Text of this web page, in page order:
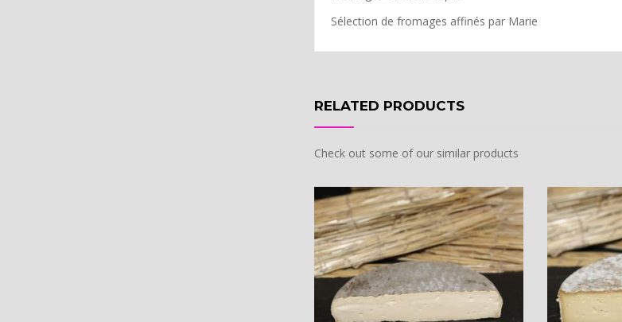
Sélection de fromages affinés par Marie
RELATED PRODUCTS
Check out some of our similar products